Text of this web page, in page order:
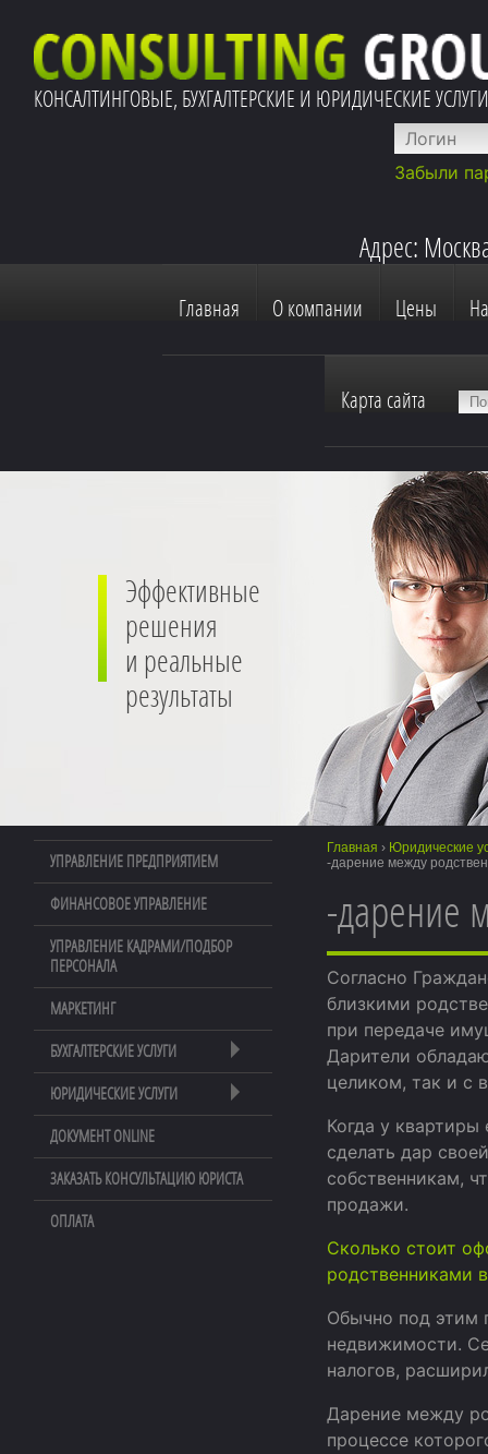
КОНСАЛТИНГОВЫЕ, БУХГАЛТЕРСКИЕ И ЮРИДИЧЕСКИЕ УСЛУГИ
Забыли
Адрес:
Главная О компании Цены
Карта сайта
Эффективные
решения
и реальные
результаты
Главная › Юридические
-дарение между
-дарение
Согласно
близкими
при передаче
Дарители
целиком, так и с
Когда у квартиры
сделать дар
собственникам,
продажи.
Сколько стоит
родственниками
Обычно под этим
недвижимости.
налогов,
Дарение между
процессе
УПРАВЛЕНИЕ ПРЕДПРИЯТИЕМ
ФИНАНСОВОЕ УПРАВЛЕНИЕ
УПРАВЛЕНИЕ КАДРАМИ/ПОДБОР
ПЕРСОНАЛА
МАРКЕТИНГ
БУХГАЛТЕРСКИЕ УСЛУГИ
ЮРИДИЧЕСКИЕ УСЛУГИ
ДОКУМЕНТ ONLINE
ЗАКАЗАТЬ КОНСУЛЬТАЦИЮ ЮРИСТА
ОПЛАТА